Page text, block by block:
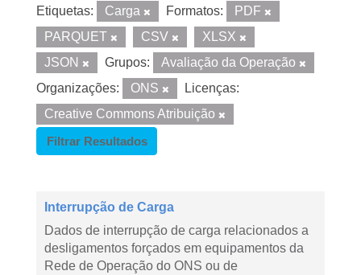
Etiquetas: Carga Formatos:
PDF
PARQUET
CSV
XLSX
JSON
Grupos:
Avaliação da Operação
Organizações:
ONS
Licenças:
Creative Commons Atribuição
Filtrar Resultados
Interrupção de Carga
Dados de interrupção de carga relacionados a
desligamentos forçados em equipamentos da
Rede de Operação do ONS ou de